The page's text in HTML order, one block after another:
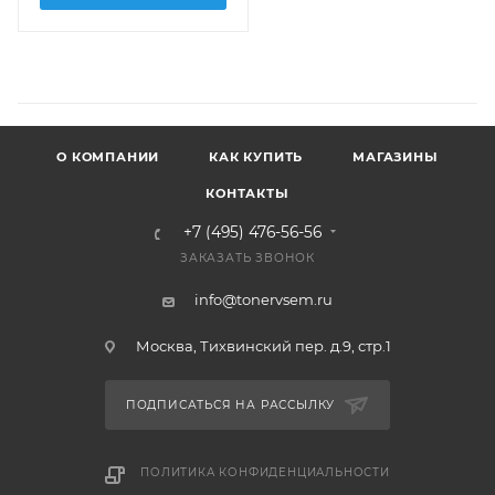
О КОМПАНИИ КАК КУПИТЬ МАГАЗИНЫ
КОНТАКТЫ
+7 (495) 476-56-56
ЗАКАЗАТЬ ЗВОНОК
info@tonervsem.ru
Москва, Тихвинский пер. д.9, стр.1
ПОДПИСАТЬСЯ НА РАССЫЛКУ
ПОЛИТИКА КОНФИДЕНЦИАЛЬНОСТИ